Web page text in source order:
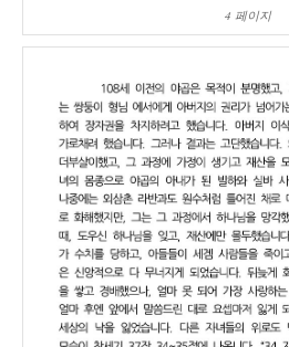
4 페이지